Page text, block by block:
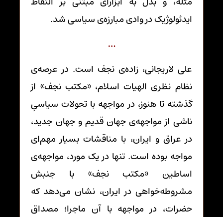
ایدئولوژیک در وادی مبارزه‌ی سیاسی شد.
…
علی لاریجانی، زاده‌ی نجف است. در عرصه‌ی
نظام نظری الهیات اسلام، «مکتب نجف» از
گذشته تا هنوز، در مواجهه با تحولات سیاسیِ
ناشی از مواجهه‌ی جهان قدیم و جهان جدید،
در عراق و ایران، با مناقشات بسیار مهم‌ای
مواجه بوده است. تنها در یک مورد، مواجهه‌ی
اساطین «مکتب نجف» با جنبش
مشروطه‌خواهی در ایران، نشان می‌دهد که
حضرات، در مواجهه با آن ماجرا؛ مصداق